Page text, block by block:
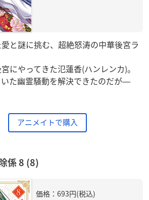
と謎に挑む、超絶怒涛の中華後宮ラ
にやってきた氾蓮香(ハンレンカ)。
た幽霊騒動を解決できたのだが―
アニメイトで購入
係 8 (8)
価格：693円(税込)